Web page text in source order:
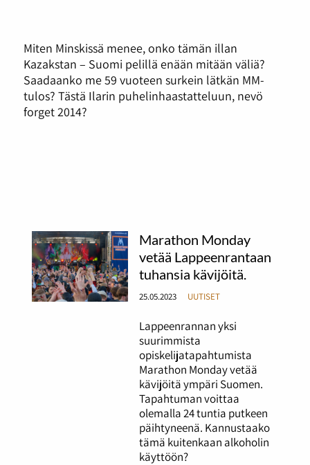
Miten Minskissä menee, onko tämän illan
Kazakstan – Suomi pelillä enään mitään väliä?
Saadaanko me 59 vuoteen surkein lätkän MM-
tulos? Tästä Ilarin puhelinhaastatteluun, nevö
forget 2014?
Marathon Monday
vetää Lappeenrantaan
tuhansia kävijöitä.
25.05.2023 UUTISET
Lappeenrannan yksi
suurimmista
opiskelijatapahtumista
Marathon Monday vetää
kävijöitä ympäri Suomen.
Tapahtuman voittaa
olemalla 24 tuntia putkeen
päihtyneenä. Kannustaako
tämä kuitenkaan alkoholin
käyttöön?